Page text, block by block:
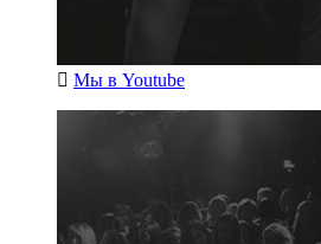
Мы в Youtube